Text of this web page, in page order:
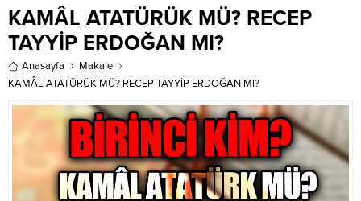
KAMÂL ATATÜRÜK MÜ? RECEP
TAYYİP ERDOĞAN MI?
Anasayfa
Makale
KAMÂL ATATÜRÜK MÜ? RECEP TAYYİP ERDOĞAN MI?